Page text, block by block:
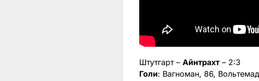
Штутгарт –Айнтрахт – 2:3
Голи: Вагноман, 86,